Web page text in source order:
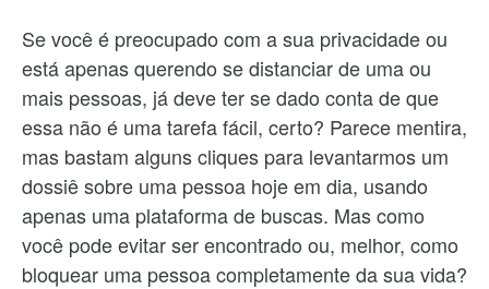
Se você é preocupado com a sua privacidade ou
está apenas querendo se distanciar de uma ou
mais pessoas, já deve ter se dado conta de que
essa não é uma tarefa fácil, certo? Parece mentira,
mas bastam alguns cliques para levantarmos um
dossiê sobre uma pessoa hoje em dia, usando
apenas uma plataforma de buscas. Mas como
você pode evitar ser encontrado ou, melhor, como
bloquear uma pessoa completamente da sua vida?